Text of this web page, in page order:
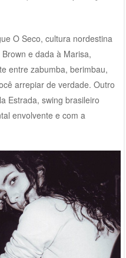
O Seco, cultura nordestina
e dada à Marisa,
entre zabumba, berimbau,
arrepiar de verdade. Outro
Estrada, swing brasileiro
envolvente e com a